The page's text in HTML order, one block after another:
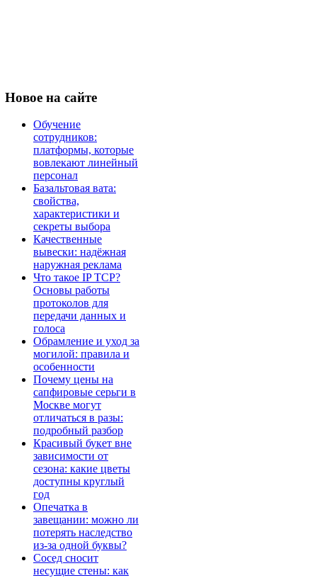
Новое на сайте
Обучение
сотрудников:
платформы, которые
вовлекают линейный
персонал
Базальтовая вата:
свойства,
характеристики и
секреты выбора
Качественные
вывески: надёжная
наружная реклама
Что такое IP TCP?
Основы работы
протоколов для
передачи данных и
голоса
Обрамление и уход за
могилой: правила и
особенности
Почему цены на
сапфировые серьги в
Москве могут
отличаться в разы:
подробный разбор
Красивый букет вне
зависимости от
сезона: какие цветы
доступны круглый
год
Опечатка в
завещании: можно ли
потерять наследство
из-за одной буквы?
Сосед сносит
несущие стены: как